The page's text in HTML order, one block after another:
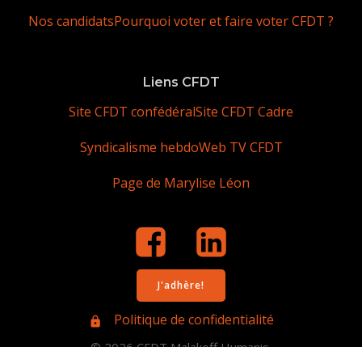
Nos candidatsPourquoi voter et faire voter CFDT ?
Liens CFDT
Site CFDT confédéralSite CFDT Cadre
Syndicalisme hebdoWeb TV CFDT
Page de Marylise Léon
J'adhère!
Politique de confidentialité